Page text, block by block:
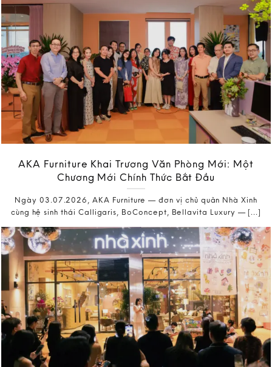
AKA Furniture Khai Trương Văn Phòng Mới: Một
Chương Mới Chính Thức Bắt Đầu
Ngày 03.07.2026, AKA Furniture — đơn vị chủ quản Nhà Xinh
cùng hệ sinh thái Calligaris, BoConcept, Bellavita Luxury — [...]